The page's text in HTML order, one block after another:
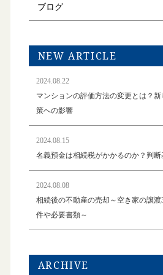
ブログ
NEW ARTICLE
2024.08.22
マンションの評価方法の変更とは？
策への影響
2024.08.15
名義預金は相続税がかかるのか？判
2024.08.08
相続後の不動産の売却～空き家の譲
件や必要書類～
ARCHIVE